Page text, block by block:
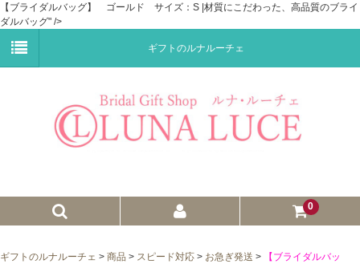
【ブライダルバッグ】 ゴールド サイズ：S |材質にこだわった、高品質のブライ
ダルバッグ" />
ギフトのルナルーチェ
0
ギフトのルナルーチェ > 商品 > スピード対応 > お急ぎ発送 >
【ブライダルバッ